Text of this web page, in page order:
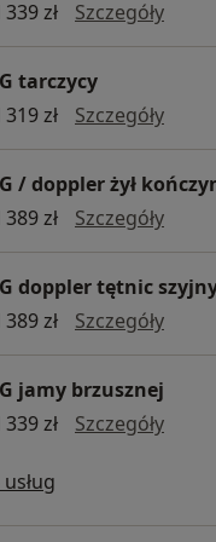
zł
SzczegółyUSG
tarczycy
zł
SzczegółyUSG
/ doppler żył
zł
SzczegółyUSG
doppler tętnic
zł
SzczegółyUSG
jamy brzusznej
zł
SzczegółyUSG
usług